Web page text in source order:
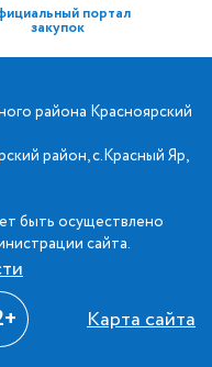
портал
закупок
района Красноярский
район, с.Красный Яр,
быть осуществлено
сайта.
Карта сайта